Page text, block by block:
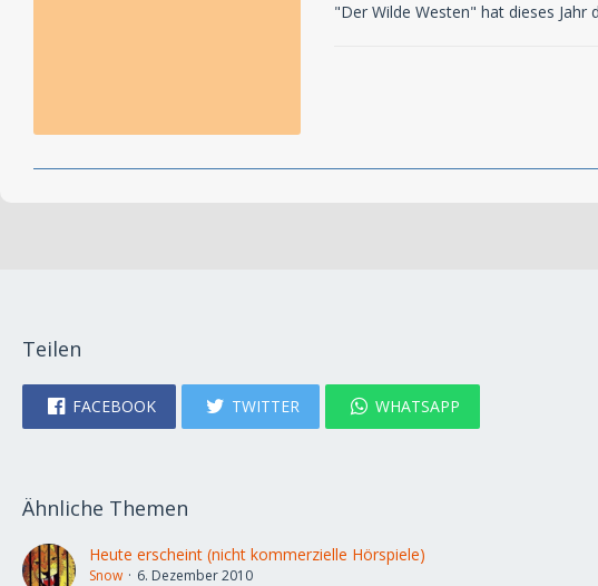
"Der Wilde Westen" hat dieses
Teilen
FACEBOOK TWITTER WHATSAPP
Ähnliche Themen
Heute erscheint (nicht kommerzielle Hörspiele)
Snow
6. Dezember 2010